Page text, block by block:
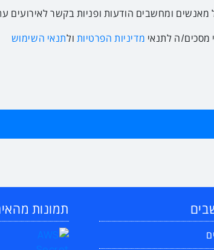
ומחשבים הודעות ופניות בקשר לאירועים
מסכים/ה לתנאי מדיניות הפרטיות ולתנאי השימוש
תמונות